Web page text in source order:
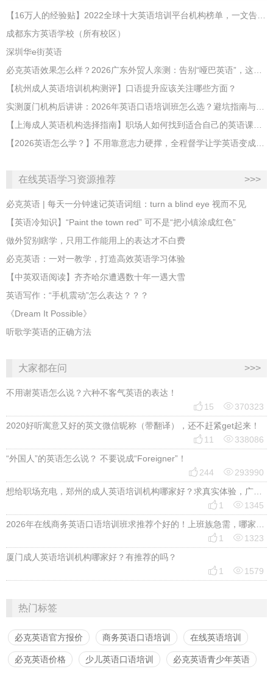
【16万人的经验贴】2022全球十大英语培训平台机构榜单，一文告诉你
成都东方英语学校（所有校区）
深圳华e街英语
必克英语效果怎么样？2026广东外贸人亲测：告别“哑巴英语”，这才是成年人最高效的自救指南！
【杭州成人英语培训机构测评】口语提升应该关注哪些方面？
实测厦门机构后讲讲：2026年英语口语培训班怎么选？避坑指南与高效学习新范式
【上海成人英语机构选择指南】职场人如何找到适合自己的英语课程？
【2026英语怎么学？】不用靠意志力硬撑，全程督学让学英语变成日常习惯
在线英语学习资源推荐 >>>
必克英语 | 每天一分钟速记英语词组：turn a blind eye 视而不见
​【英语冷知识】“Paint the town red” 可不是“把小镇涂成红色”
做外贸别瞎学，只用工作能用上的表达才不白费
必克英语：一对一教学，打造高效英语学习体验
【中英双语阅读】齐齐哈尔遭遇数十年一遇大雪
英语写作：“手机震动”怎么表达？？？
《Dream It Possible》
听歌学英语的正确方法
大家都在问 >>>
不用谢英语怎么说？六种不客气英语的表达！
 15 370323
2020好听寓意又好的英文微信昵称（带翻译），还不赶紧get起来！
 11 338086
“外国人”的英语怎么说？ 不要说成“Foreigner”！
 244 293990
想给职场充电，郑州的成人英语培训机构哪家好？求真实体验，广告勿扰，感谢！
 1 1345
2026年在线商务英语口语培训班求推荐个好的！上班族急需，哪家好？
 1 1323
厦门成人英语培训机构哪家好？有推荐的吗？
 1 1579
热门标签
必克英语官方报价 商务英语口语培训 在线英语培训
必克英语价格 少儿英语口语培训 必克英语青少年英语